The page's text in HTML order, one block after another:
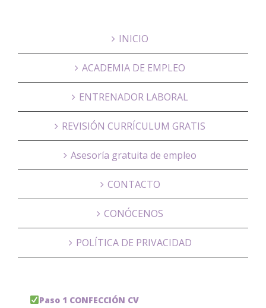
INICIO
ACADEMIA DE EMPLEO
ENTRENADOR LABORAL
REVISIÓN CURRÍCULUM GRATIS
Asesoría gratuita de empleo
CONTACTO
CONÓCENOS
POLÍTICA DE PRIVACIDAD
Paso 1 CONFECCIÓN CV